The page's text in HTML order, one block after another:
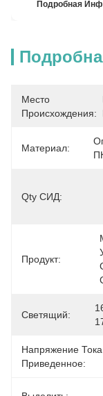
Подробная
Место
Происхождения:
Материал:
Qty СИД:
Продукт:
Светящий:
Напряжение Тока
Приведенное: